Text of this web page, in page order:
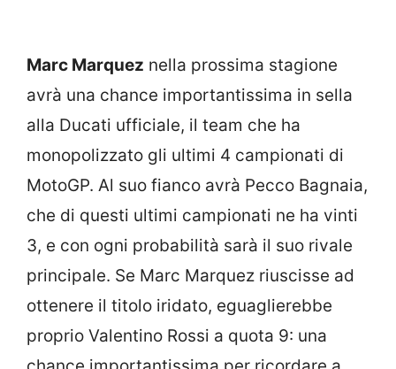
Marc Marquez nella prossima stagione
avrà una chance importantissima in sella
alla Ducati ufficiale, il team che ha
monopolizzato gli ultimi 4 campionati di
MotoGP. Al suo fianco avrà Pecco Bagnaia,
che di questi ultimi campionati ne ha vinti
3, e con ogni probabilità sarà il suo rivale
principale. Se Marc Marquez riuscisse ad
ottenere il titolo iridato, eguaglierebbe
proprio Valentino Rossi a quota 9: una